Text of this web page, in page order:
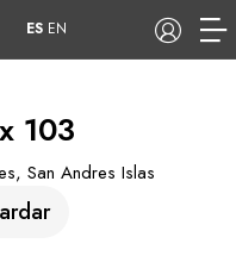
COP
ES EN
103
San Andres Islas